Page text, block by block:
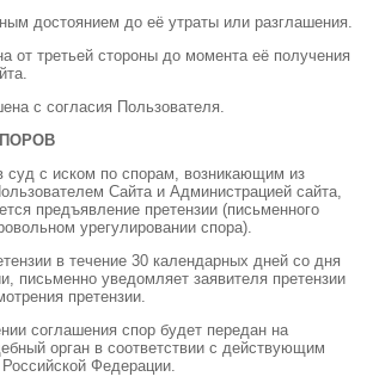
достоянием до её утраты или разглашения.
от третьей стороны до момента её получения
с согласия Пользователя.
суд с иском по спорам, возникающим из
Сайта и Администрацией сайта,
предъявление претензии (письменного
урегулировании спора).
в течение 30 календарных дней со дня
письменно уведомляет заявителя претензии
претензии.
соглашения спор будет передан на
орган в соответствии с действующим
Федерации.